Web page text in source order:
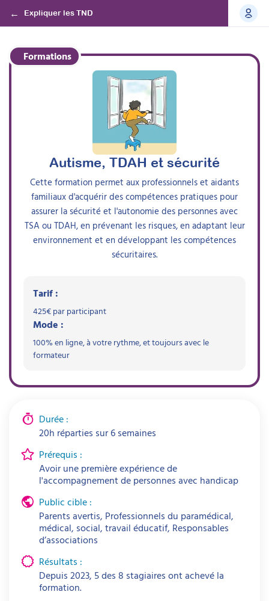
Expliquer les TND
Formations
Autisme, TDAH et sécurité
Cette formation permet aux professionnels et aidants
familiaux d'acquérir des compétences pratiques pour
assurer la sécurité et l'autonomie des personnes avec
TSA ou TDAH, en prévenant les risques, en adaptant leur
environnement et en développant les compétences
sécuritaires.
Tarif :
425€ par participant
Mode :
100% en ligne, à votre rythme, et toujours avec le
formateur
Durée :
20h réparties sur 6 semaines
Prérequis :
Avoir une première expérience de
l'accompagnement de personnes avec handicap
Public cible :
Parents avertis, Professionnels du paramédical,
médical, social, travail éducatif, Responsables
d’associations
Résultats :
Depuis 2023, 5 des 8 stagiaires ont achevé la
formation.